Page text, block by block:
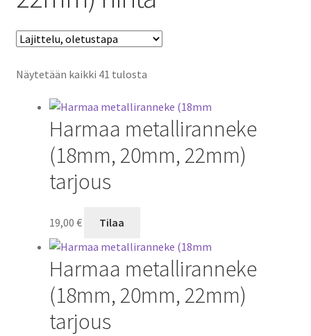
Näytetään kaikki 41 tulosta
Harmaa metalliranneke
(18mm, 20mm, 22mm)
tarjous
19,00 € Tilaa
Harmaa metalliranneke
(18mm, 20mm, 22mm)
tarjous